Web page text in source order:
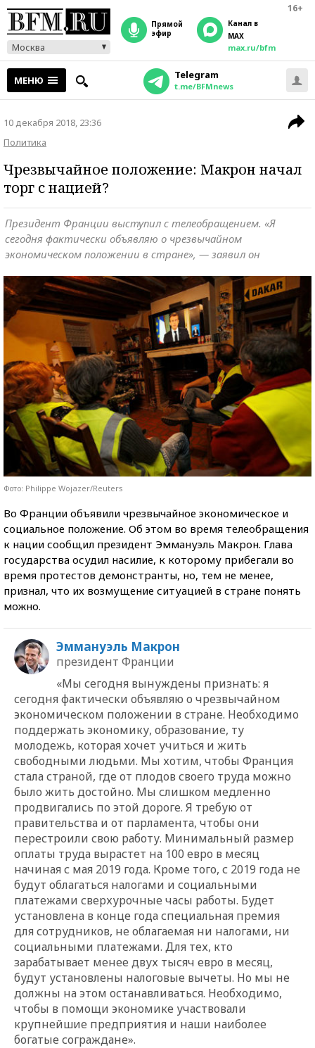
16+
Москва
прямой
эфир
Канал в
MAX
max.ru/bfm
МЕНЮ Telegram
t.me/BFMnews
10 декабря 2018, 23:36
Политика
Чрезвычайное положение: Макрон начал
торг с нацией?
Президент Франции выступил с телеобращением. «Я
сегодня фактически объявляю о чрезвычайном
экономическом положении в стране», — заявил он
Фото: Philippe Wojazer/Reuters
Во Франции объявили чрезвычайное экономическое и
социальное положение. Об этом во время телеобращения
к нации сообщил президент Эммануэль Макрон. Глава
государства осудил насилие, к которому прибегали во
время протестов демонстранты, но, тем не менее,
признал, что их возмущение ситуацией в стране понять
можно.
Эммануэль Макрон
президент Франции
«Мы сегодня вынуждены признать: я
сегодня фактически объявляю о чрезвычайном
экономическом положении в стране. Необходимо
поддержать экономику, образование, ту
молодежь, которая хочет учиться и жить
свободными людьми. Мы хотим, чтобы Франция
стала страной, где от плодов своего труда можно
было жить достойно. Мы слишком медленно
продвигались по этой дороге. Я требую от
правительства и от парламента, чтобы они
перестроили свою работу. Минимальный размер
оплаты труда вырастет на 100 евро в месяц
начиная с мая 2019 года. Кроме того, с 2019 года не
будут облагаться налогами и социальными
платежами сверхурочные часы работы. Будет
установлена в конце года специальная премия
для сотрудников, не облагаемая ни налогами, ни
социальными платежами. Для тех, кто
зарабатывает менее двух тысяч евро в месяц,
будут установлены налоговые вычеты. Но мы не
должны на этом останавливаться. Необходимо,
чтобы в помощи экономике участвовали
крупнейшие предприятия и наши наиболее
богатые сограждане».